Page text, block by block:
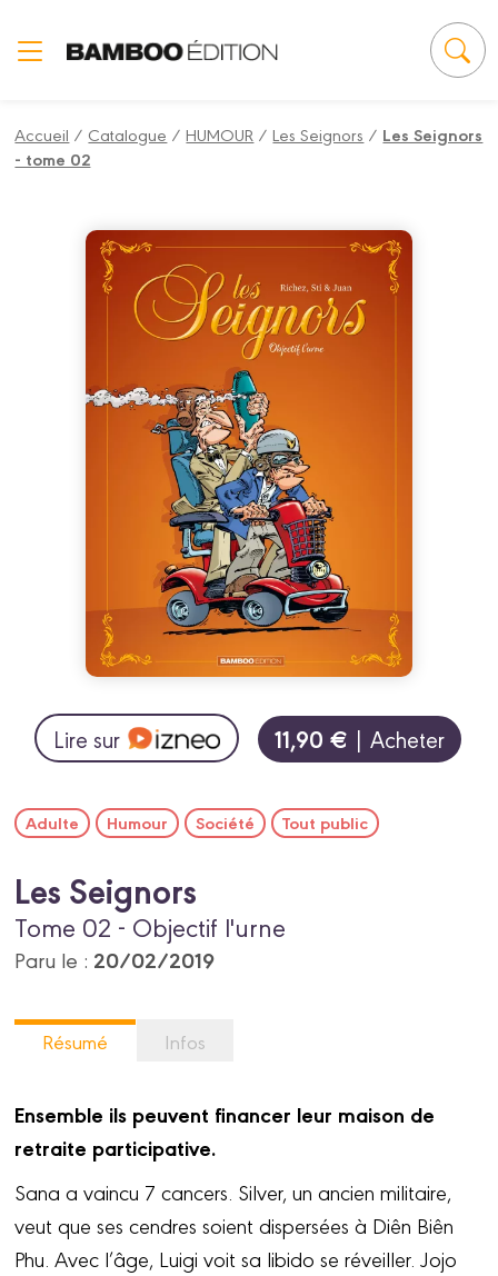
Accueil / Catalogue /HUMOUR /Les Seignors / Les Seignors
- tome 02
Lire sur 11,90 € | Acheter
Adulte Humour Société Tout public
Les Seignors
Tome 02 - Objectif l'urne
Paru le : 20/02/2019
Résumé Infos
Ensemble ils peuvent financer leur maison de
retraite participative.
Sana a vaincu 7 cancers. Silver, un ancien militaire,
veut que ses cendres soient dispersées à Diên Biên
Phu. Avec l’âge, Luigi voit sa libido se réveiller. Jojo